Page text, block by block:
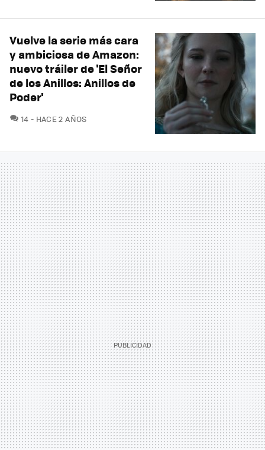
Vuelve la serie más cara
y ambiciosa de Amazon:
nuevo tráiler de 'El Señor
de los Anillos: Anillos de
Poder'
14 COMENTARIOS
HACE 2 AÑOS